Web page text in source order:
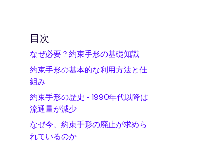
目次
なぜ必要？約束手形の基礎知識
約束手形の基本的な利用方法と仕
組み
約束手形の歴史 - 1990年代以降は
流通量が減少
なぜ今、約束手形の廃止が求めら
れているのか